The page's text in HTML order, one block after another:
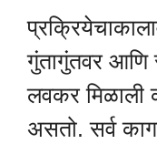
गुंतागुंतवर आणि
लवकर मिळाली
असतो. सर्व